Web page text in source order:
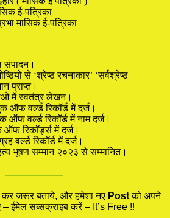
ई-पत्रिका
मासिक ई-पत्रिका
से ‘श्रेष्ठ रचनाकार’ ‘सर्वश्रेष्ठ
प्राप्त।
में स्वतंत्र लेखन।
ऑफ वर्ल्ड रिकॉर्ड में दर्ज।
वर्ल्ड रिकॉर्ड में नाम दर्ज।
रिकॉर्ड्स में दर्ज।
वर्ल्ड रिकॉर्ड में दर्ज।
भूषण सम्मान २०२३ से सम्मानित।
—————
जरूर बताये, और हमेशा नए Postको अपने
– ईमेल सब्सक्राइब करें – It’s Free !!